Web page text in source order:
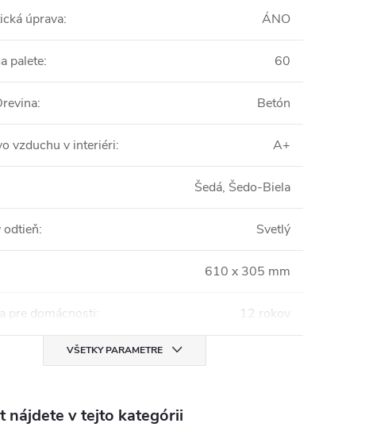
úprava: ÁNO
palete: 60
: Betón
vzduchu v interiéri: A+
Šedá, Šedo-Biela
odtieň: Svetlý
610 x 305 mm
pre domácnosti: 12 rokov
VŠETKY PARAMETRE
nájdete v tejto kategórii